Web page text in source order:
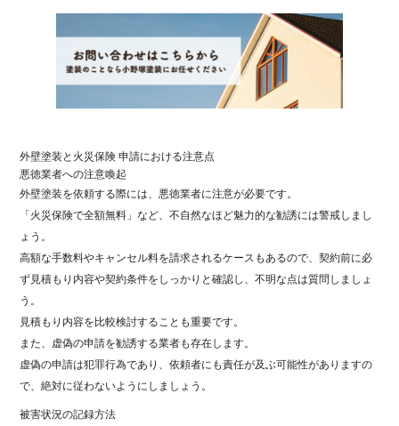
外壁塗装と火災保険 申請における注意点
悪徳業者への注意喚起
外壁塗装を依頼する際には、悪徳業者に注意が必要です。
「火災保険で全額無料」など、不自然なほど魅力的な勧誘には警戒しまし
ょう。
高額な手数料やキャンセル料を請求されるケースもあるので、契約前に必
ず見積もり内容や契約条件をしっかりと確認し、不明な点は質問しましょ
う。
見積もり内容を比較検討することも重要です。
また、虚偽の申請を勧誘する業者も存在します。
虚偽の申請は犯罪行為であり、依頼者にも責任が及ぶ可能性がありますの
で、絶対に従わないようにしましょう。
被害状況の記録方法